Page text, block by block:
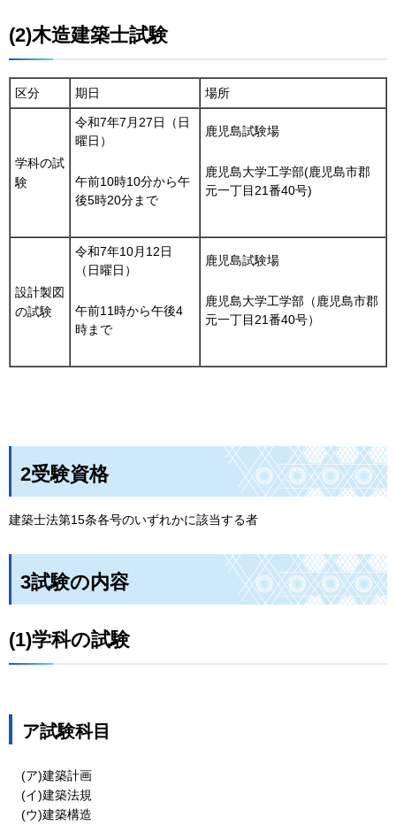
(2)木造建築士試験
区分 期日 場所
学科の試
験
令和7年7月27日（日
曜日）
午前10時10分から午
後5時20分まで
鹿児島試験場
鹿児島大学工学部(鹿児島市郡
元一丁目21番40号)
設計製図
の試験
令和7年10月12日
（日曜日）
午前11時から午後4
時まで
鹿児島試験場
鹿児島大学工学部（鹿児島市郡
元一丁目21番40号）
2受験資格
建築士法第15条各号のいずれかに該当する者
3試験の内容
(1)学科の試験
ア試験科目
(ア)建築計画
(イ)建築法規
(ウ)建築構造